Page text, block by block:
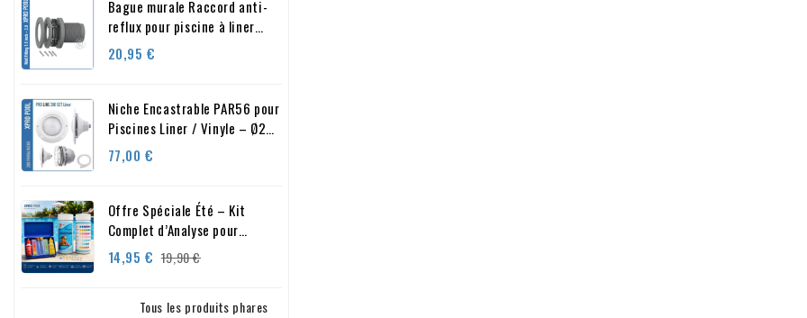
Bague murale Raccord anti-
reflux pour piscine à liner
vinyle Gris
20,95 €
Niche Encastrable PAR56 pour
Piscines Liner / Vinyle – Ø280
mm – IP68 – ABS
77,00 €
Offre Spéciale Été – Kit
Complet d’Analyse pour
Piscine et Spa
14,95 € Prix
19,90 €Prix
Tous les produits phares